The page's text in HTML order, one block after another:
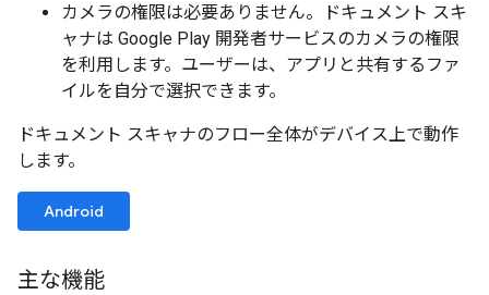
カメラの権限は必要ありません。ドキュメント スキ
ャナは Google Play 開発者サービスのカメラの権限
を利用します。ユーザーは、アプリと共有するファ
イルを自分で選択できます。
ドキュメント スキャナのフロー全体がデバイス上で動作
します。
Android
主な機能